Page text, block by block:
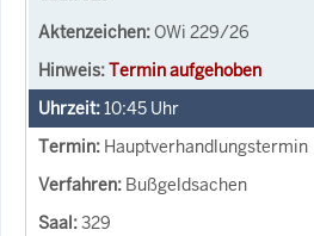
OWi 229/26
Termin aufgehoben
10:45 Uhr
Hauptverhandlungstermin
Bußgeldsachen
329